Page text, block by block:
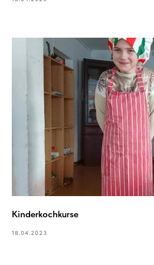
Kinderkochkurse
18.04.2023